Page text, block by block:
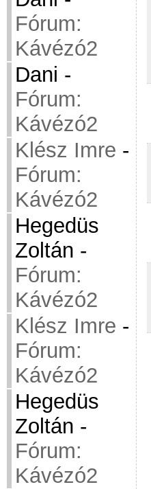
Fórum:
Kávézó2
Dani -
Fórum:
Kávézó2
Klész Imre -
Fórum:
Kávézó2
Hegedüs
Zoltán -
Fórum:
Kávézó2
Klész Imre -
Fórum:
Kávézó2
Hegedüs
Zoltán -
Fórum:
Kávézó2